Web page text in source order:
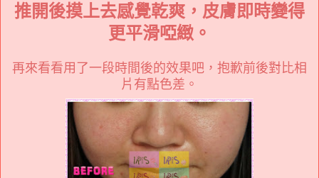
推開後摸上去感覺乾爽，皮膚即時變得
更平滑啞緻。
再來看看用了一段時間後的效果吧，抱歉前後對比相
片有點色差。